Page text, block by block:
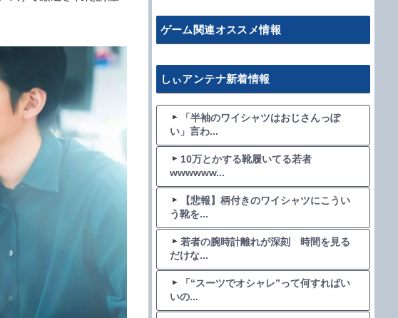
ゲーム関連オススメ情報
しぃアンテナ新着情報
「半袖のワイシャツはおじさんっぽ
い」言わ...
10万とかする靴履いてる若者
wwwwww...
【悲報】柄付きのワイシャツにこうい
う靴を...
若者の腕時計離れが深刻 時間を見る
だけな...
「“スーツでオシャレ”って何すればい
いの...